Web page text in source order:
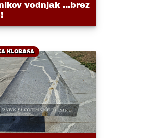
vodnjak ...brez
KLOBASA